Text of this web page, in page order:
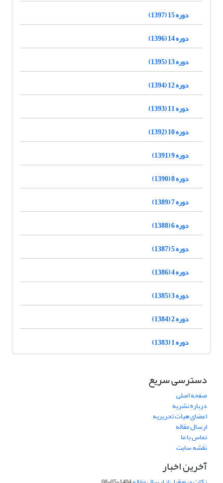
دوره 15 (1397)
دوره 14 (1396)
دوره 13 (1395)
دوره 12 (1394)
دوره 11 (1393)
دوره 10 (1392)
دوره 9 (1391)
دوره 8 (1390)
دوره 7 (1389)
دوره 6 (1388)
دوره 5 (1387)
دوره 4 (1386)
دوره 3 (1385)
دوره 2 (1384)
دوره 1 (1383)
دسترسی سریع
صفحه اصلی
درباره نشریه
اعضای هیات تحریریه
ارسال مقاله
تماس با ما
نقشه سایت
آخرین اخبار